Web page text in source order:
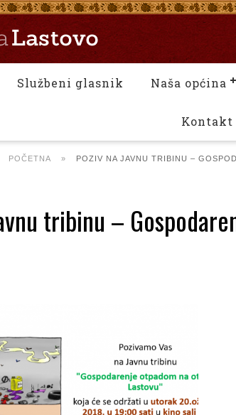
Službeni glasnik Naša općina
Kontakt
POČETNA » POZIV NA JAVNU TRIBINU –
tribinu –